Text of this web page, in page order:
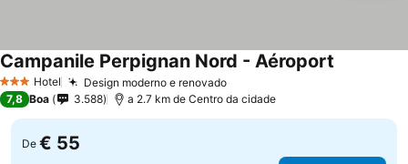
3 EstrelasHotel Design moderno e renovado
Campanile Perpignan Nord - Aéroport
7,8 Boa 3.588 a 2.7 km de Centro da cidade
De € 55